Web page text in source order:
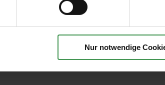
Nur notwendige